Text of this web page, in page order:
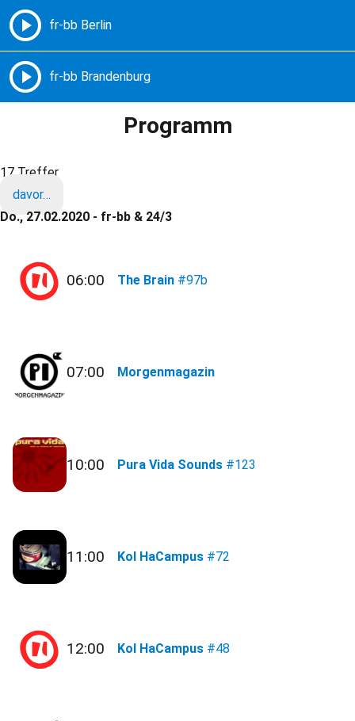
Freie Radios – Berlin Brandenburg
Programm
17 Treffer
davor…
Do., 27.02.2020 - fr-bb & 24/3
06:00 The Brain #97b
07:00 Morgenmagazin
10:00 Pura Vida Sounds #123
11:00 Kol HaCampus #72
12:00 Kol HaCampus #48